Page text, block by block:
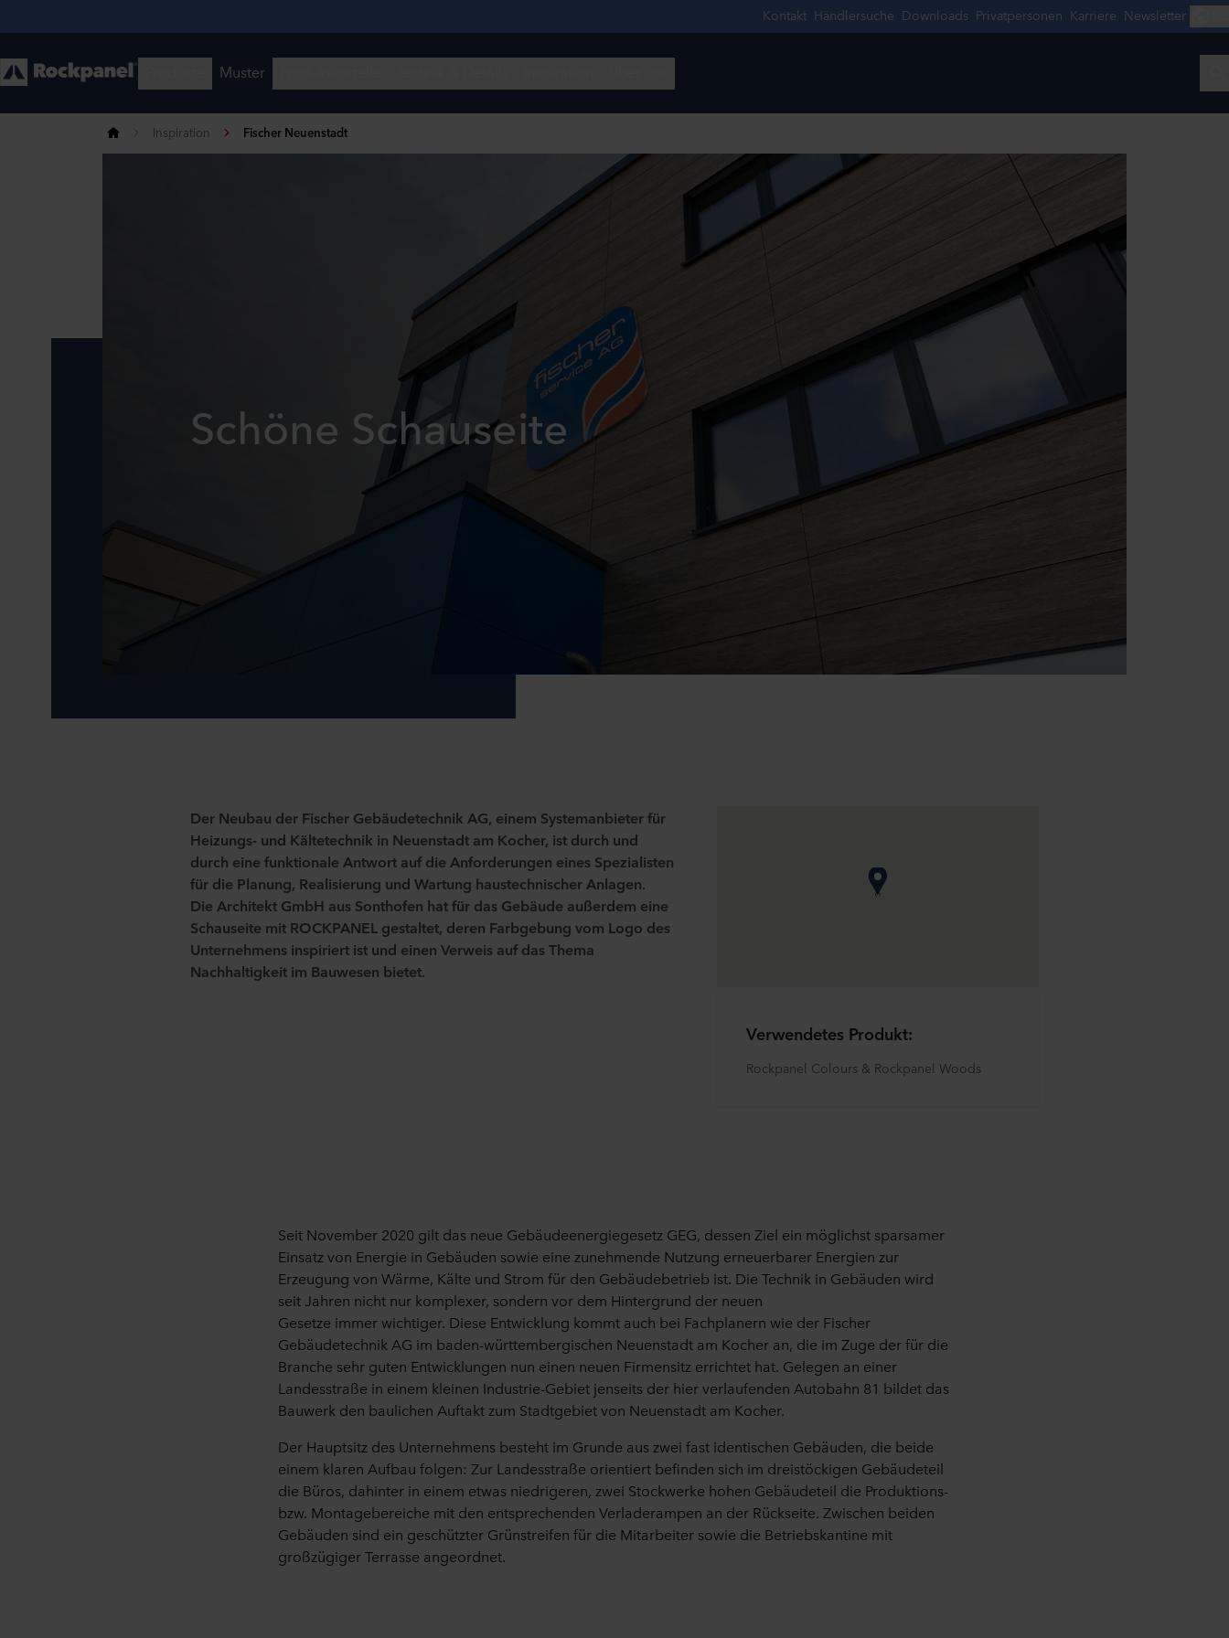
Inspiration Fischer Neuenstadt
Schöne Schauseite
Der Neubau der Fischer Gebäudetechnik AG, einem Systemanbieter für
Heizungs- und Kältetechnik in Neuenstadt am Kocher, ist durch und
durch eine funktionale Antwort auf die Anforderungen eines Spezialisten
für die Planung, Realisierung und Wartung haustechnischer Anlagen.
Die Architekt GmbH aus Sonthofen hatfür das Gebäude außerdem eine
Schauseite mit ROCKPANEL gestaltet, deren Farbgebung vom Logo des
Unternehmens inspiriert ist und einen Verweis auf das Thema
Nachhaltigkeit im Bauwesen bietet.
Verwendetes Produkt:
Rockpanel Colours & Rockpanel Woods
Seit November 2020 gilt das neue Gebäudeenergiegesetz GEG, dessen Ziel ein möglichst sparsamer
Einsatz von Energie in Gebäuden sowie eine zunehmende Nutzung erneuerbarer Energien zur
Erzeugung von Wärme, Kälte und Strom für den Gebäudebetrieb ist. Die Technik in Gebäuden wird
seit Jahren nicht nur komplexer, sondern vor dem Hintergrund der neuen
Gesetze immerwichtiger. Diese Entwicklung kommt auch bei Fachplanern wie der Fischer
Gebäudetechnik AG im baden-württembergischen Neuenstadt am Kocher an, die im Zuge der für die
Branche sehr guten Entwicklungen nun einen neuen Firmensitz errichtet hat. Gelegen an einer
Landesstraße in einem kleinen Industrie-Gebiet jenseits der hier verlaufenden Autobahn 81 bildet das
Bauwerk den baulichen Auftakt zum Stadtgebietvon Neuenstadt am Kocher.
Der Hauptsitz des Unternehmens besteht im Grunde aus zwei fast identischen Gebäuden, die beide
einem klaren Aufbau folgen: Zur Landesstraße orientiert befinden sich im dreistöckigen Gebäudeteil
die Büros, dahinter in einem etwas niedrigeren, zwei Stockwerke hohen Gebäudeteil die Produktions-
bzw. Montagebereiche mit den entsprechenden Verladerampen an der Rückseite. Zwischen beiden
Gebäuden sind ein geschützter Grünstreifen für die Mitarbeiter sowie die Betriebskantine mit
großzügiger Terrasse angeordnet.